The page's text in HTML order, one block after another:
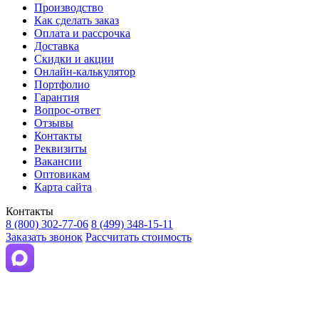
Производство
Как сделать заказ
Оплата и рассрочка
Доставка
Скидки и акции
Онлайн-калькулятор
Портфолио
Гарантия
Вопрос-ответ
Отзывы
Контакты
Реквизиты
Вакансии
Оптовикам
Карта сайта
Контакты
8 (800) 302-77-06 8 (499) 348-15-11
Заказать звонок Рассчитать стоимость